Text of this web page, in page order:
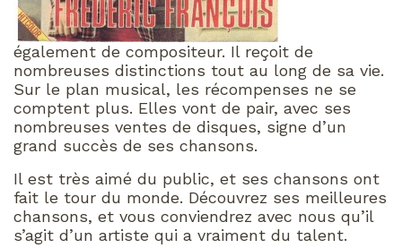
également de compositeur. Il reçoit de
nombreuses distinctions tout au long de sa vie.
Sur le plan musical, les récompenses ne se
comptent plus. Elles vont de pair, avec ses
nombreuses ventes de disques, signe d’un
grand succès de ses chansons.
Il est très aimé du public, et ses chansons ont
fait le tour du monde. Découvrez ses meilleures
chansons, et vous conviendrez avec nous qu’il
s’agit d’un artiste qui a vraiment du talent.